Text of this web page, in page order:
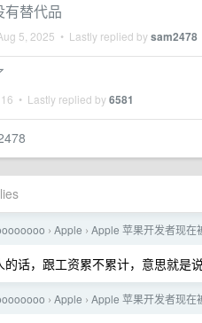
有替代品
5, 2025 • Lastly replied bysam2478
• Lastly replied by6581
› Apple › Apple 苹果开发者现在
的话，跟工资累不累计，意思就是
› Apple › Apple 苹果开发者现在